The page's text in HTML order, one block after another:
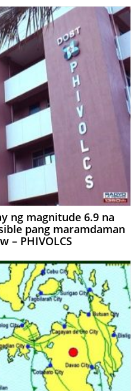
ng magnitude 6.9 na
pang maramdaman
– PHIVOLCS